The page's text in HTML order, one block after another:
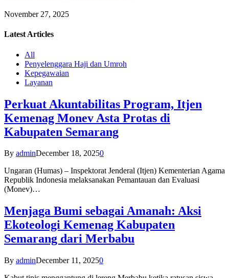
November 27, 2025
Latest Articles
All
Penyelenggara Haji dan Umroh
Kepegawaian
Layanan
Perkuat Akuntabilitas Program, Itjen
Kemenag Monev Asta Protas di
Kabupaten Semarang
By adminDecember 18, 20250
Ungaran (Humas) – Inspektorat Jenderal (Itjen) Kementerian Agama
Republik Indonesia melaksanakan Pemantauan dan Evaluasi
(Monev)…
Menjaga Bumi sebagai Amanah: Aksi
Ekoteologi Kemenag Kabupaten
Semarang dari Merbabu
By adminDecember 11, 20250